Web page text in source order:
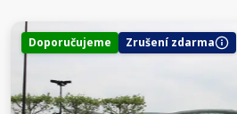
Doporučujeme Zrušení zdarma